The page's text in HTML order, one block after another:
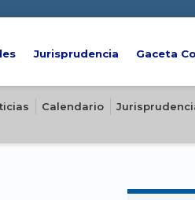
Jurisprudencia Gaceta
Calendario